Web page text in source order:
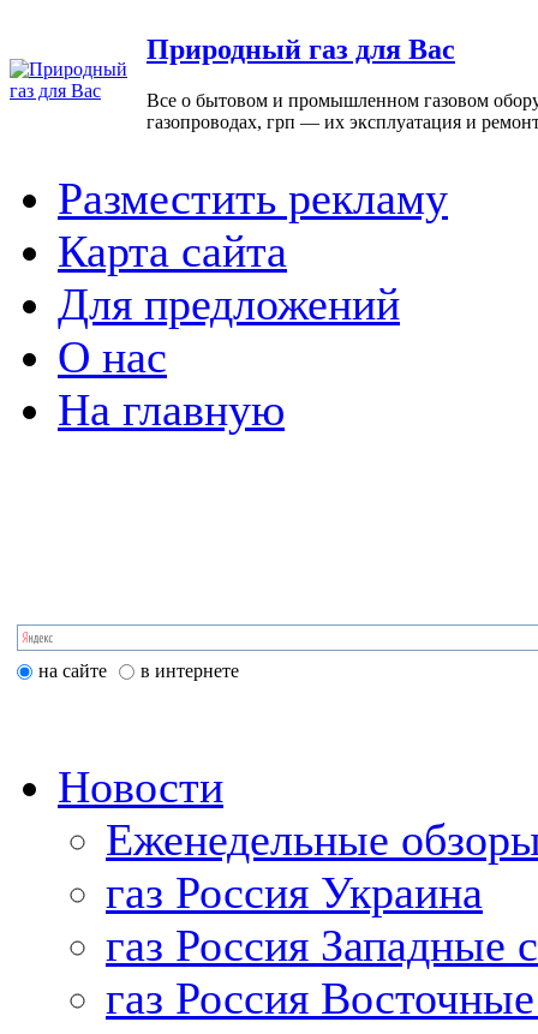
Природный газ для Вас
Все о бытовом и промышленном газовом
газопроводах, грп — их эксплуатация и
Разместить рекламу
Карта сайта
Для предложений
О нас
На главную
на сайте в интернете
Новости
Еженедельные
газ Россия Украина
газ Россия Западные
газ Россия